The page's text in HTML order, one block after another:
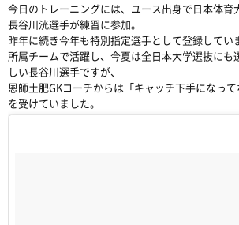
今日のトレーニングには、ユース出身で日本体育
長谷川洸選手が練習に参加。
昨年に続き今年も特別指定選手として登録してい
所属チームで活躍し、今夏は全日本大学選抜にも
しい長谷川選手ですが、
恩師土肥GKコーチからは「キャッチ下手になっ
を受けていました。